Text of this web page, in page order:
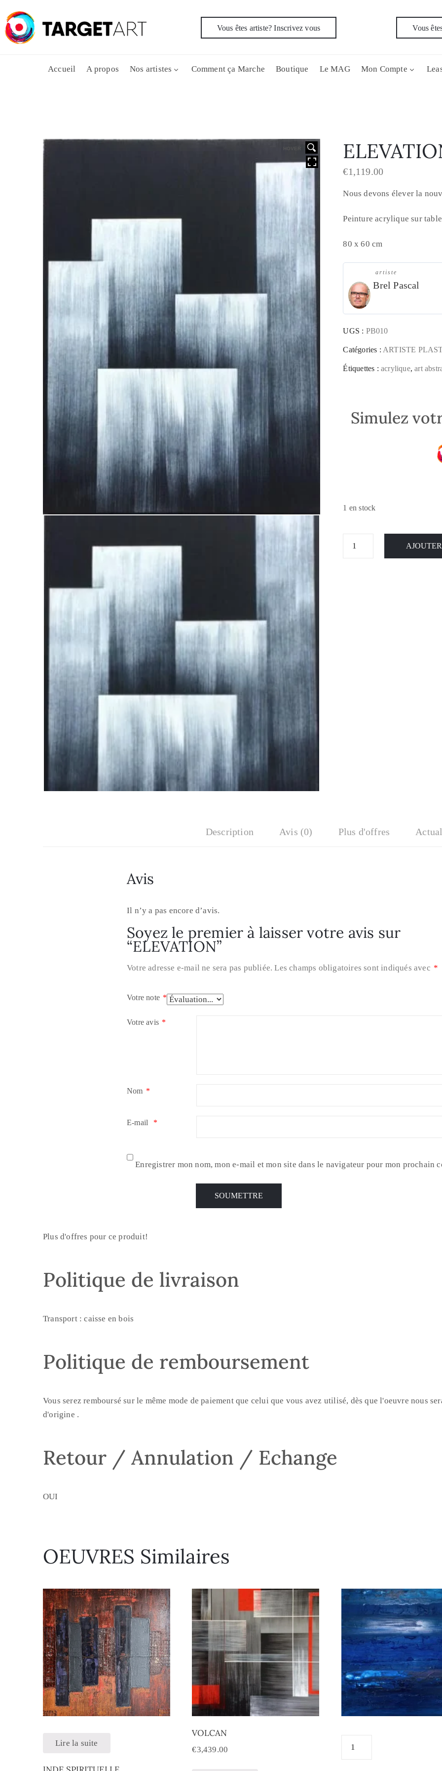
Vous êtes artiste? Inscrivez vous Vous
Accueil A propos Nos artistes Comment ça Marche Boutique Le MAG Mon Compte
€1,119.00
Nous devons élever la
Peinture acrylique sur
80 x 60 cm
artiste
Brel Pascal
UGS : PB010
Catégories : ARTISTE
Étiquettes :acrylique,art
Simulez
1 en stock
Description Avis (0) Plus d'offres
Avis
Il n’y a pas encore d’avis.
Soyez le premier à laisser votre avis sur
“ELEVATION”
Votre adresse e-mail ne sera pas publiée. Les champs obligatoires sont indiqués avec *
Votre note *
Votre avis *
Nom *
E-mail *
Enregistrer mon nom, mon e-mail et mon site dans le navigateur pour mon prochain
Plus d'offres pour ce produit!
Politique de livraison
Transport : caisse en bois
Politique de remboursement
Vous serez remboursé sur le même mode de paiement que celui que vous avez utilisé, dès que l'oeuvre nous
d'origine .
Retour / Annulation / Echange
OUI
OEUVRES Similaires
Lire la suite
VOLCAN
€3,439.00